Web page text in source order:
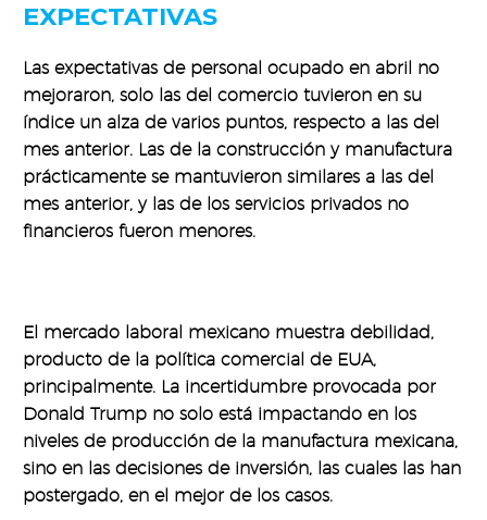
EXPECTATIVAS
Las expectativas de personal ocupado en abril no
mejoraron, solo las del comercio tuvieron en su
índice un alza de varios puntos, respecto a las del
mes anterior. Las de la construcción y manufactura
prácticamente se mantuvieron similares a las del
mes anterior, y las de los servicios privados no
financieros fueron menores.
El mercado laboral mexicano muestra debilidad,
producto de la política comercial de EUA,
principalmente. La incertidumbre provocada por
Donald Trump no solo está impactando en los
niveles de producción de la manufactura mexicana,
sino en las decisiones de inversión, las cuales las han
postergado, en el mejor de los casos.